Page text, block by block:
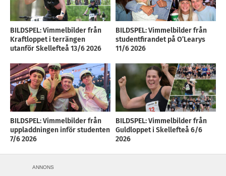
BILDSPEL: Vimmelbilder från
Kraftloppet i terrängen
utanför Skellefteå 13/6 2026
BILDSPEL: Vimmelbilder från
studentfirandet på O’Learys
11/6 2026
BILDSPEL: Vimmelbilder från
uppladdningen inför studenten
7/6 2026
BILDSPEL: Vimmelbilder från
Guldloppet i Skellefteå 6/6
2026
ANNONS